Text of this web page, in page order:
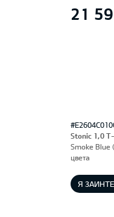
21
Stonic 1,0 T-
Smoke Blue
цвета
Я